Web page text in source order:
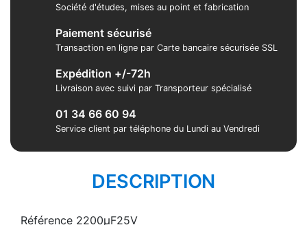
Société d'études, mises au point et fabrication
Paiement sécurisé
Transaction en ligne par Carte bancaire sécurisée SSL
Expédition +/-72h
Livraison avec suivi par Transporteur spécialisé
01 34 66 60 94
Service client par téléphone du Lundi au Vendredi
DESCRIPTION
Référence 2200µF25V